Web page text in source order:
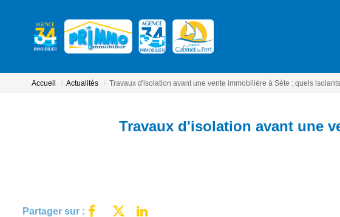
Accueil Actualités Travaux d'isolation avant une vente immobilière à Sète : quels
Travaux d'isolation avant une
Partager sur :